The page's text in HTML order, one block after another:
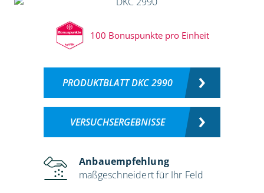
100 Bonuspunkte pro Einheit
PRODUKTBLATT DKC 2990
VERSUCHSERGEBNISSE
Anbauempfehlung
maßgeschneidert für Ihr Feld